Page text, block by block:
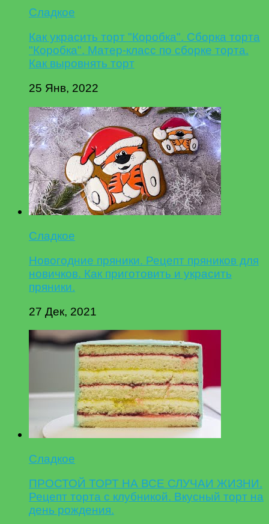
Сладкое
Как украсить торт "Коробка". Сборка торта
"Коробка". Матер-класс по сборке торта.
Как выровнять торт
25 Янв, 2022
Сладкое
Новогодние пряники. Рецепт пряников для
новичков. Как приготовить и украсить
пряники.
27 Дек, 2021
Сладкое
ПРОСТОЙ ТОРТ НА ВСЕ СЛУЧАИ ЖИЗНИ.
Рецепт торта с клубникой. Вкусный торт на
день рождения.